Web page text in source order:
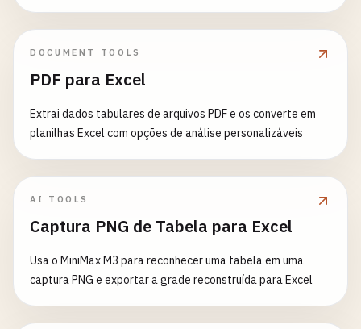
DOCUMENT TOOLS
PDF para Excel
Extrai dados tabulares de arquivos PDF e os converte em
planilhas Excel com opções de análise personalizáveis
AI TOOLS
Captura PNG de Tabela para Excel
Usa o MiniMax M3 para reconhecer uma tabela em uma
captura PNG e exportar a grade reconstruída para Excel